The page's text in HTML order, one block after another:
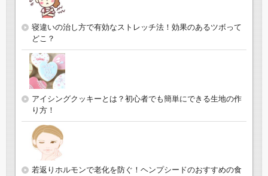
寝違いの治し方で有効なストレッチ法！効果のあるツボって
どこ？
アイシングクッキーとは？初心者でも簡単にできる生地の作
り方！
若返りホルモンで老化を防ぐ！ヘンプシードのおすすめの食